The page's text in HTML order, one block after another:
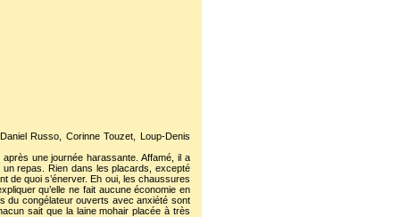
Russo, Corinne Touzet, Loup-Denis
une journée harassante. Affamé, il a
repas. Rien dans les placards, excepté
de quoi s’énerver. Eh oui, les chaussures
qu’elle ne fait aucune économie en
du congélateur ouverts avec anxiété sont
sait que la laine mohair placée à très